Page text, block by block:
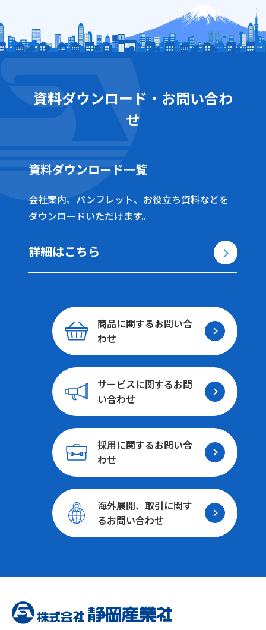
資料ダウンロード・お問い合わ
せ
資料ダウンロード一覧
会社案内、パンフレット、お役立ち資料などを
ダウンロードいただけます。
詳細はこちら
商品に関するお問い合
わせ
サービスに関するお問
い合わせ
採用に関するお問い合
わせ
海外展開、取引に関す
るお問い合わせ